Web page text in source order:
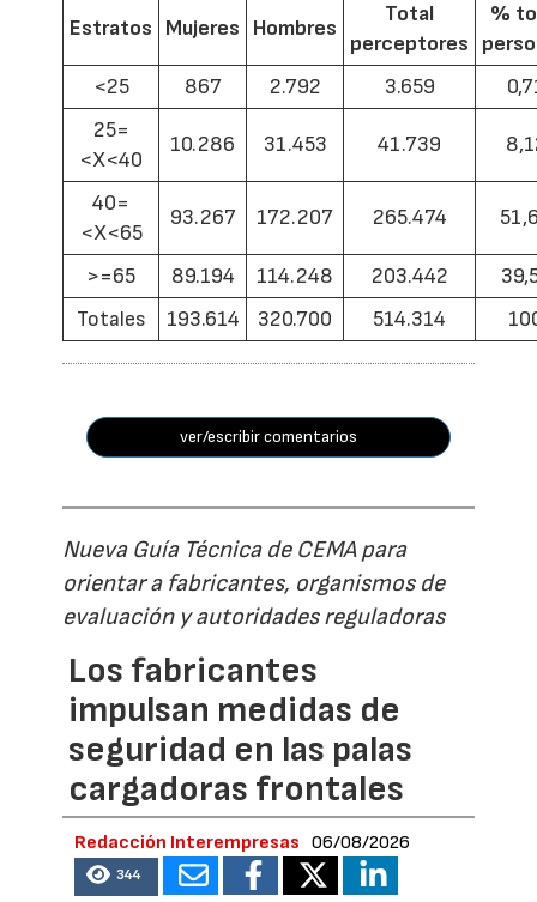
Estratos Mujeres Hombres
Total
perceptores
%
<25
867 2.792 3.659
25=
<X<40
10.286 31.453 41.739
40=
<X<65
93.267 172.207 265.474
>=65 89.194 114.248 203.442
Totales
193.614 320.700 514.314
ver/escribir comentarios
Nueva Guía Técnica de CEMA para
orientar a fabricantes, organismos de
evaluación y autoridades reguladoras
Los fabricantes
impulsan medidas de
seguridad en las palas
cargadoras frontales
Redacción Interempresas 06/08/2026
344